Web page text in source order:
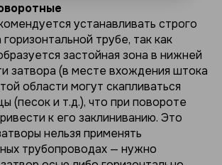
устанавливать строго
трубе, так как
застойная зона в нижней
затвора (в месте вхождения штока
области могут скапливаться
(песок и т.д.), что при повороте
к его заклиниванию. Это
нельзя применять
трубопроводах — нужно